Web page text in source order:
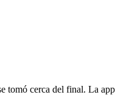
tomó cerca del final. La